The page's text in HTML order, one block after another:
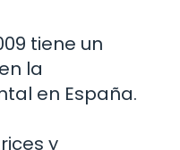
tiene un
la
en España.
y